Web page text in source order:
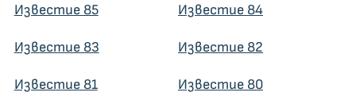
Известие 85 Известие 84
Известие 83 Известие 82
Известие 81 Известие 80